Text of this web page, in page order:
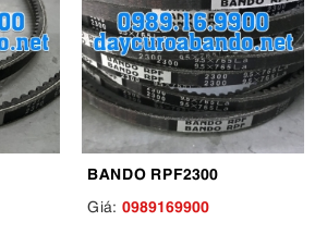
BANDO RPF2300
Giá: 0989169900